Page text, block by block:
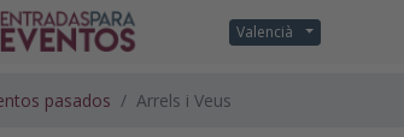
Valencià
pasados Arrels i Veus